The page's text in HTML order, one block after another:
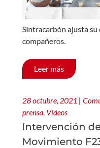
Sintracarbón ajusta
compañeros.
Leer más
28 octubre, 2021 |
prensa, Vídeos
Intervención
Movimiento